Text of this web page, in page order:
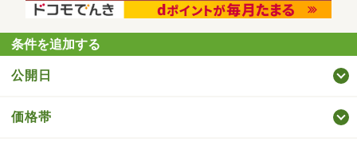
条件を追加する
公開日
価格帯